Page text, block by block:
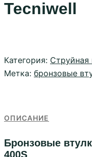
Tecniwell
Категория: Струйная
Метка: бронзовые
ОПИСАНИЕ
Бронзовые
400S